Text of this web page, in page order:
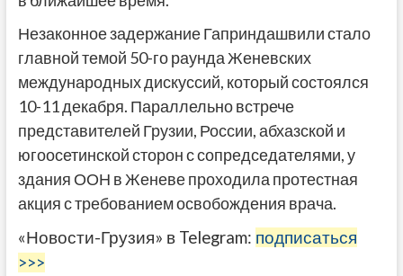
Незаконное задержание Гаприндашвили стало
главной темой 50-го раунда Женевских
международных дискуссий, который состоялся
10-11 декабря. Параллельно встрече
представителей Грузии, России, абхазской и
югоосетинской сторон с сопредседателями, у
здания ООН в Женеве проходила протестная
акция с требованием освобождения врача.
«Новости-Грузия» в Telegram: подписаться
>>>